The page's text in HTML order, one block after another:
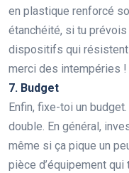
en plastique renforcé
étanchéité, si tu
dispositifs qui résistent
merci des intempéries !
7. Budget
Enfin, fixe-toi un
double. En général,
même si ça pique un
pièce d’équipement qui